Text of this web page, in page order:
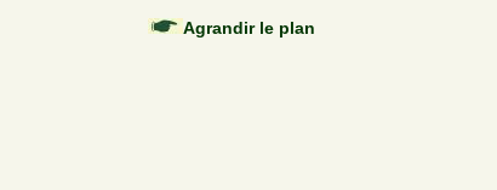
Agrandir le plan